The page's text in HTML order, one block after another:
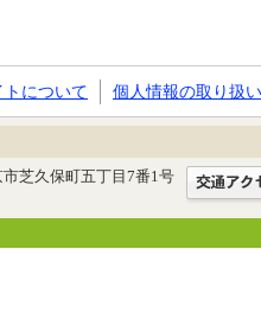
トについて 個人情報の取り扱い
芝久保町五丁目7番1号